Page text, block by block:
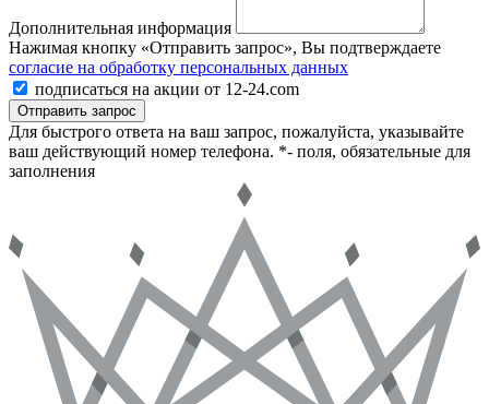
Дополнительная информация
Нажимая кнопку «Отправить запрос», Вы подтверждаете
согласие на обработку персональных данных
подписаться на акции от 12-24.com
Отправить запрос
Для быстрого ответа на ваш запрос, пожалуйста, указывайте
ваш действующий номер телефона. *- поля, обязательные для
заполнения